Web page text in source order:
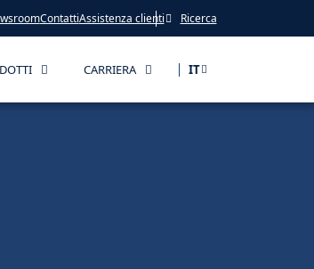
ContattiAssistenza clienti Ricerca
CARRIERA IT